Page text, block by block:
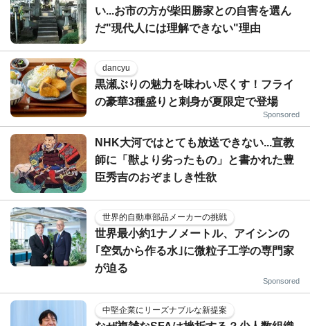
い...お市の方が柴田勝家との自害を選ん
だ"現代人には理解できない"理由
dancyu
黒瀬ぶりの魅力を味わい尽くす！フライ
の豪華3種盛りと刺身が夏限定で登場
Sponsored
NHK大河ではとても放送できない...宣教
師に「獣より劣ったもの」と書かれた豊
臣秀吉のおぞましき性欲
世界的自動車部品メーカーの挑戦
世界最小約1ナノメートル、アイシンの
｢空気から作る水｣に微粒子工学の専門家
が迫る
Sponsored
中堅企業にリーズナブルな新提案